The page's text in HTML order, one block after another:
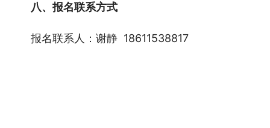
八、报名联系方式
报名联系人：谢静  18611538817